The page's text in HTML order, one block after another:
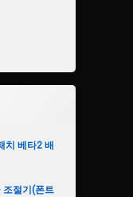
치 베타2 배
조절기(폰트